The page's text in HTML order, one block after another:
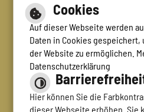
Cookies
Auf dieser Webseite werden
Daten in Cookies
der Website zu ermöglichen.
Datenschutzerklärung
Hier können Sie die
dieser Webseite erhöhen. Sie